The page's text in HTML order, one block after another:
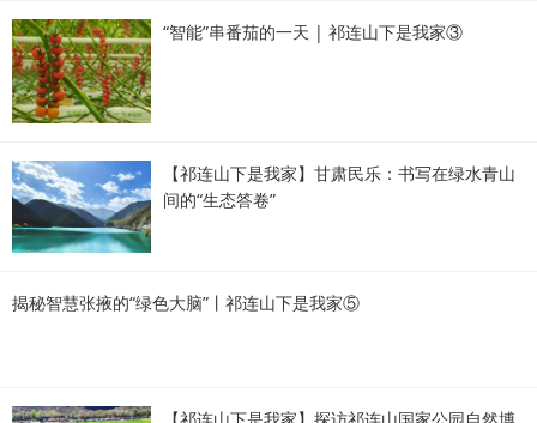
“智能”串番茄的一天 | 祁连山下是我家③
【祁连山下是我家】甘肃民乐：书写在绿水青山
间的“生态答卷”
揭秘智慧张掖的“绿色大脑”丨祁连山下是我家⑤